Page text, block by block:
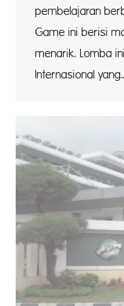
pembelajaran
Game ini berisi
menarik. Lomba
Internasional